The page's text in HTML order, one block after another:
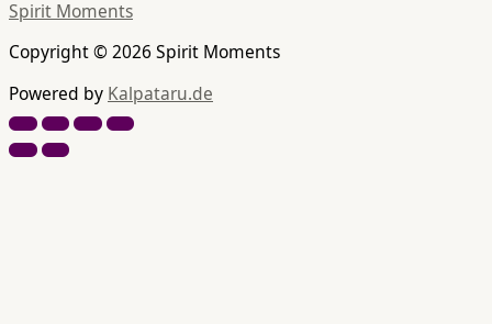
Copyright © 2026 Spirit Moments
Powered by Kalpataru.de